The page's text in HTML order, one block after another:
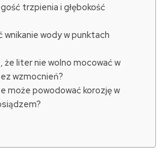
trzpienia i głębokość
wnikanie wody w punktach
że liter nie wolno mocować w
wzmocnień?
może powodować korozję w